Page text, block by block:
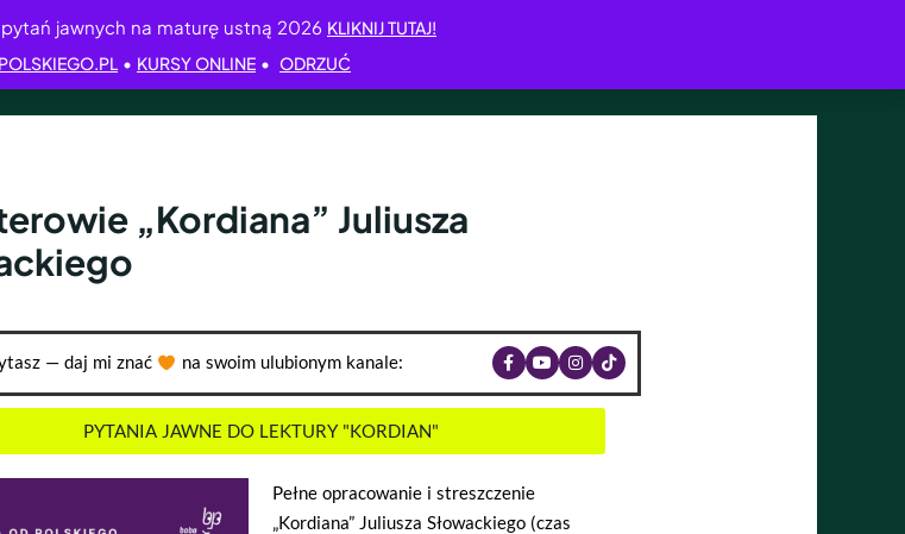
jawnych na maturę ustną 2026 KLIKNIJ TUTAJ!
• KURSY ONLINE • ODRZUĆ
„Kordiana” Juliusza
— daj mi znać na swoim ulubionym kanale:
PYTANIA JAWNE DO LEKTURY "KORDIAN"
Pełne opracowanie i streszczenie
„Kordiana” Juliusza Słowackiego (czas